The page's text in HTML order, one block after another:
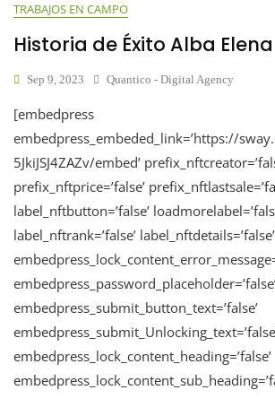
TRABAJOS EN CAMPO
Historia de Éxito Alba
Sep 9, 2023 Quantico - Digital Agency
[embedpress
embedpress_embeded_link=’https://
5JkiJSJ4ZAZv/embed’
prefix_nftprice=’false’
label_nftbutton=’false’
label_nftrank=’false’ label_nftdetails=’false’
embedpress_submit_button_text=’false’
embedpress_lock_content_heading=’false’